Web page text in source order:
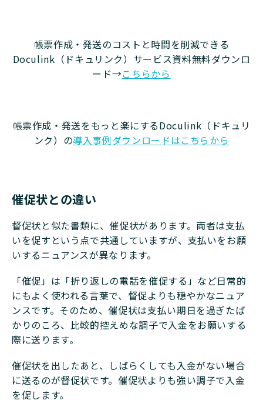
帳票作成・発送のコストと時間を削減できる
Doculink（ドキュリンク）サービス資料無料ダウンロ
ード→こちらから
帳票作成・発送をもっと楽にするDoculink（ドキュリ
ンク）の導入事例ダウンロードはこちらから
催促状との違い
督促状と似た書類に、催促状があります。両者は支払
いを促すという点で共通していますが、支払いをお願
いするニュアンスが異なります。
「催促」は「折り返しの電話を催促する」など日常的
にもよく使われる言葉で、督促よりも穏やかなニュア
ンスです。そのため、催促状は支払い期日を過ぎたば
かりのころ、比較的控えめな調子で入金をお願いする
際に送ります。
催促状を出したあと、しばらくしても入金がない場合
に送るのが督促状です。催促状よりも強い調子で入金
を促します。